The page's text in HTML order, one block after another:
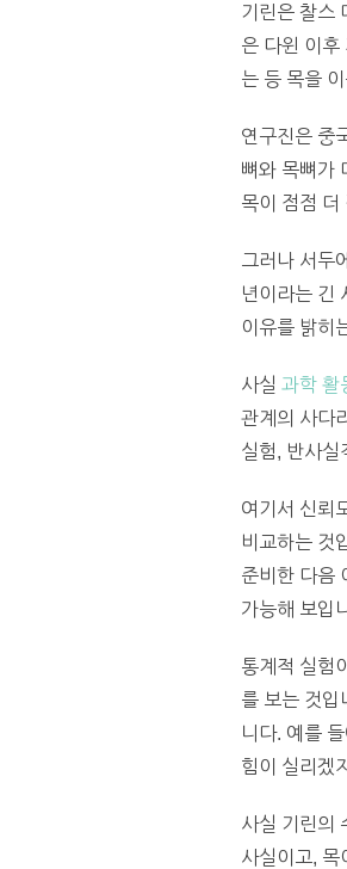
기린은 찰스
은 다윈 이후
는 등 목을
연구진은 중
뼈와 목뼈가
목이 점점 더
그러나 서두
년이라는 긴
이유를 밝히
사실 과학 활
관계의 사다
실험, 반사실
여기서 신뢰
비교하는 것
준비한 다음
가능해 보입
통계적 실험
를 보는 것입
니다. 예를
힘이 실리겠
사실 기린의
사실이고, 목